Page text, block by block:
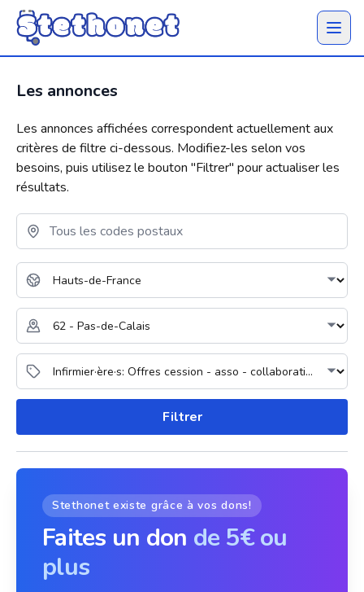
Ouvrir
Les annonces
Les annonces affichées correspondent actuellement aux
critères de filtre ci-dessous. Modifiez-les selon vos
besoins, puis utilisez le bouton "Filtrer" pour actualiser les
résultats.
Filtrer
Stethonet existe grâce à vos dons!
Faites un don de 5€ ou
plus